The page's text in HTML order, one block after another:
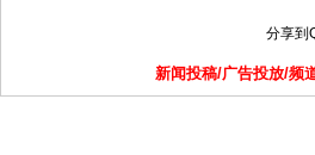
分享到
新闻投稿/广告投放/频